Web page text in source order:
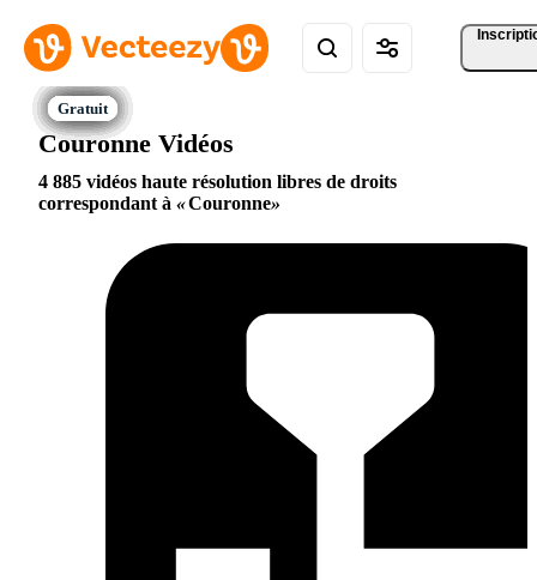
Couronne Vidéos
4 885 vidéos haute résolution libres de droits
correspondant à
Couronne